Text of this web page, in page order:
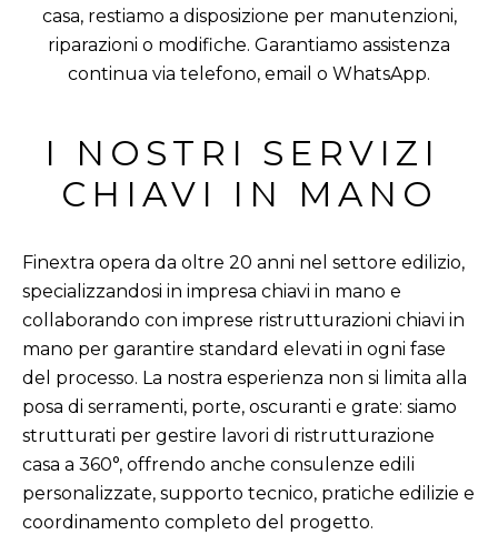
casa, restiamo a disposizione per manutenzioni,
riparazioni o modifiche. Garantiamo assistenza
continua via telefono, email o WhatsApp.
I NOSTRI SERVIZI
CHIAVI IN MANO
Finextra opera da oltre 20 anni nel settore edilizio,
specializzandosi in impresa chiavi in mano e
collaborando con imprese ristrutturazioni chiavi in
mano per garantire standard elevati in ogni fase
del processo. La nostra esperienza non si limita alla
posa di serramenti, porte, oscuranti e grate: siamo
strutturati per gestire lavori di ristrutturazione
casa a 360°, offrendo anche consulenze edili
personalizzate, supporto tecnico, pratiche edilizie e
coordinamento completo del progetto.